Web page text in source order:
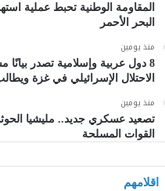
المقاومة الوطنية تحبط عملية
البحر الأحمر
منذ يومين
8 دول عربية وإسلامية تصدر بيانًا
الاحتلال الإسرائيلي في غزة
منذ يومين
تصعيد عسكري جديد.. مليشيا
القوات المسلحة
اقلامهم